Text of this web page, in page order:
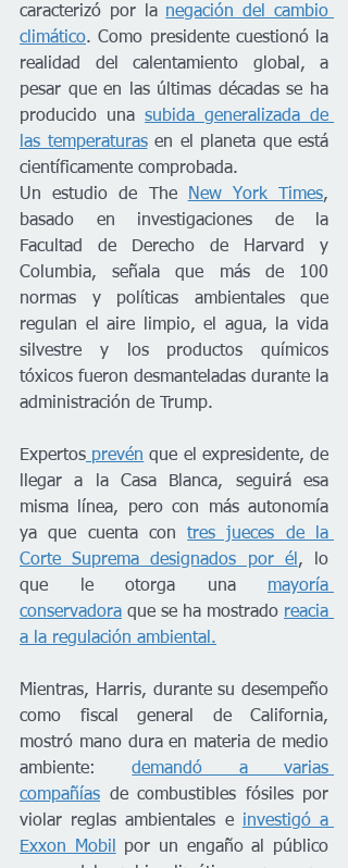
caracterizó por la negación del cambio
climático. Como presidente cuestionó la
realidad del calentamiento global, a
pesar que en las últimas décadas se ha
producido una subida generalizada de
las temperaturas en el planeta que está
científicamente comprobada.
Un estudio de The New York Times,
basado en investigaciones de la
Facultad de Derecho de Harvard y
Columbia, señala que más de 100
normas y políticas ambientales que
regulan el aire limpio, el agua, la vida
silvestre y los productos químicos
tóxicos fueron desmanteladas durante la
administración de Trump.
Expertos prevén que el expresidente, de
llegar a la Casa Blanca, seguirá esa
misma línea, pero con más autonomía
ya que cuenta con tres jueces de la
Corte Suprema designados por él, lo
que le otorga una mayoría
conservadora que se ha mostrado reacia
a la regulación ambiental.
Mientras, Harris, durante su desempeño
como fiscal general de California,
mostró mano dura en materia de medio
ambiente: demandó a varias
compañías de combustibles fósiles por
violar reglas ambientales e investigó a
Exxon Mobil por un engaño al público